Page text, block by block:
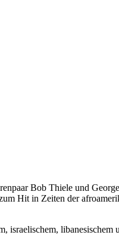
Bob Thiele und
Hit in Zeiten der
israelischem, libanesischem